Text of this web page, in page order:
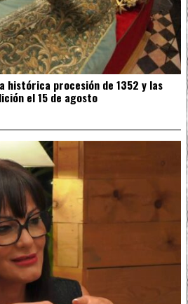
histórica procesión de 1352 y las
el 15 de agosto